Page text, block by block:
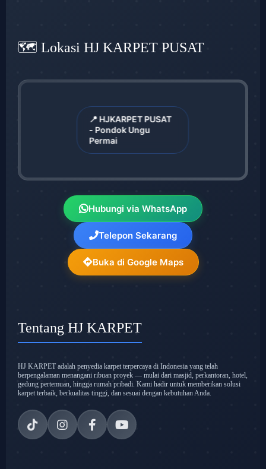
🗺️ Lokasi HJ KARPET PUSAT
📍 HJKARPET PUSAT
- Pondok Ungu
Permai
Hubungi via WhatsApp
Telepon Sekarang
Buka di Google Maps
Tentang HJ KARPET
HJ KARPET adalah penyedia karpet terpercaya di Indonesia yang telah
berpengalaman menangani ribuan proyek — mulai dari masjid, perkantoran, hotel,
gedung pertemuan, hingga rumah pribadi. Kami hadir untuk memberikan solusi
karpet terbaik, berkualitas tinggi, dan sesuai dengan kebutuhan Anda.